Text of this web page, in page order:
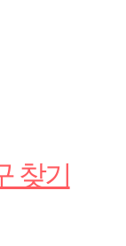
찾기